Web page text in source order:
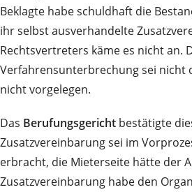
Beklagte habe schuldhaft die
ihr selbst ausverhandelte
Rechtsvertreters käme es nicht an.
Verfahrensunterbrechung sei nicht
nicht vorgelegen.
Das Berufungsgericht bestätigte
Zusatzvereinbarung sei im
erbracht, die Mieterseite hätte der
Zusatzvereinbarung habe den